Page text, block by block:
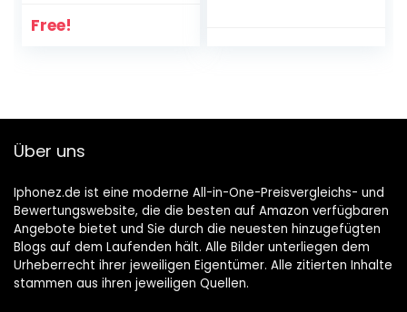
Free!
Über uns
Iphonez.de ist eine moderne All-in-One-Preisvergleichs- und
Bewertungswebsite, die die besten auf Amazon verfügbaren
Angebote bietet und Sie durch die neuesten hinzugefügten
Blogs auf dem Laufenden hält. Alle Bilder unterliegen dem
Urheberrecht ihrer jeweiligen Eigentümer. Alle zitierten Inhalte
stammen aus ihren jeweiligen Quellen.